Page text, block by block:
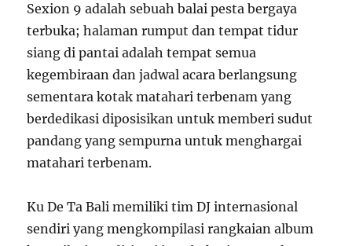
Sexion 9 adalah sebuah balai pesta bergaya
terbuka; halaman rumput dan tempat tidur
siang di pantai adalah tempat semua
kegembiraan dan jadwal acara berlangsung
sementara kotak matahari terbenam yang
berdedikasi diposisikan untuk memberi sudut
pandang yang sempurna untuk menghargai
matahari terbenam.
Ku De Ta Bali memiliki tim DJ internasional
sendiri yang mengkompilasi rangkaian album